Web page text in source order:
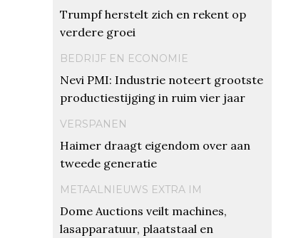
Trumpf herstelt zich en rekent op
verdere groei
BEDRIJF EN ECONOMIE
Nevi PMI: Industrie noteert grootste
productiestijging in ruim vier jaar
VERSPANEN
Haimer draagt eigendom over aan
tweede generatie
METAALNIEUWS EXTRA IM
Dome Auctions veilt machines,
lasapparatuur, plaatstaal en